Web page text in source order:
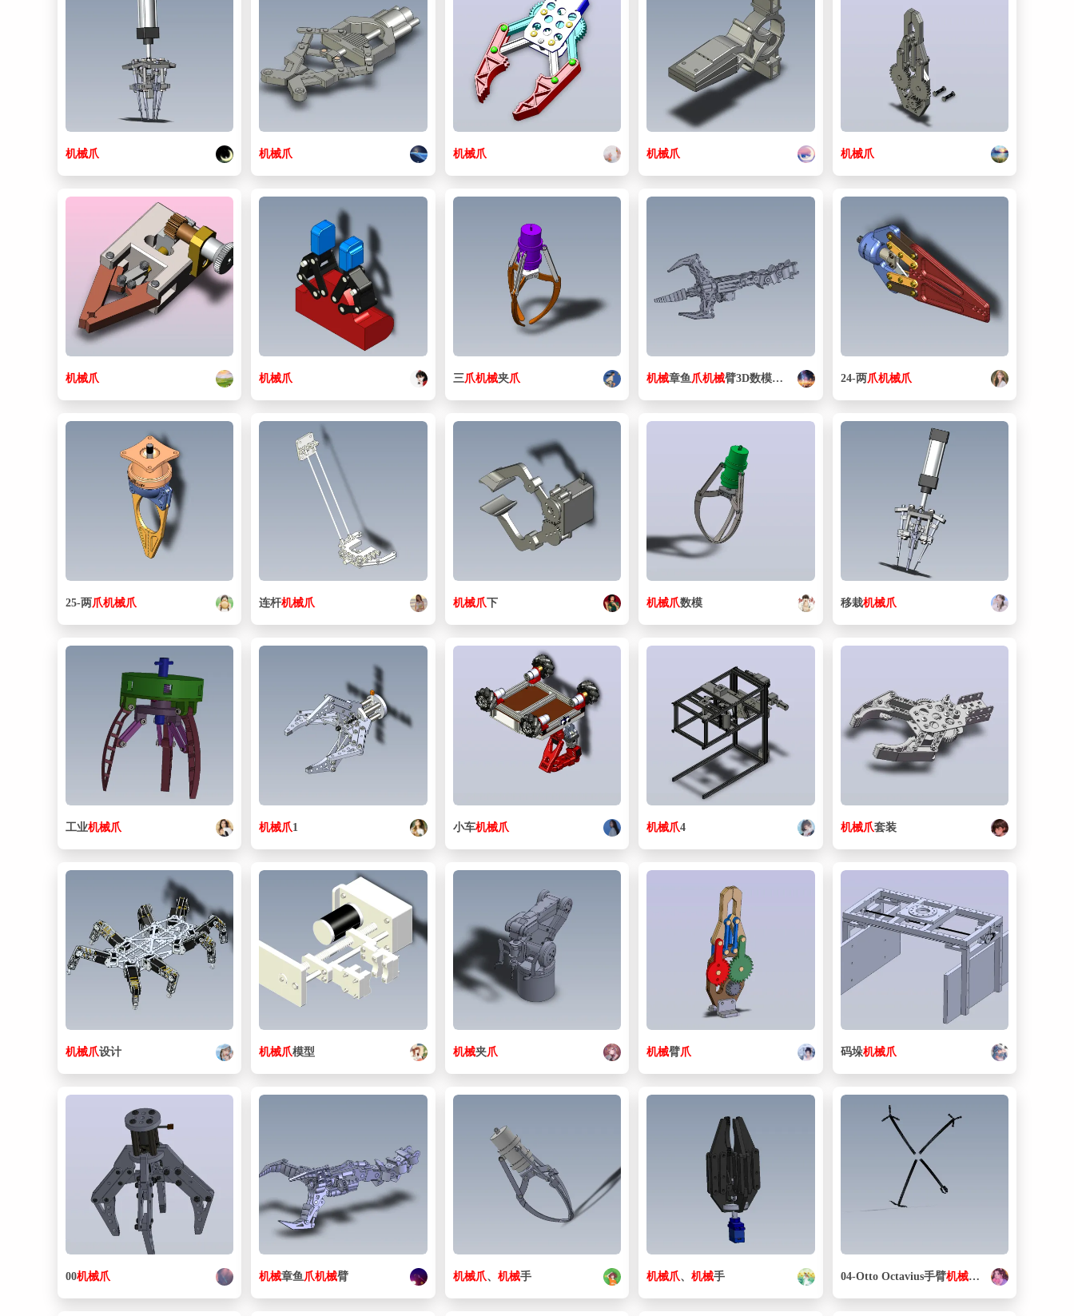
机械爪 机械爪 机械爪 机械爪 机械爪
机械爪 机械爪 三爪机械夹爪 机械章鱼 爪机械臂3D数模图纸 Solidworks设计 附x_t
24-两爪机械爪
25-两爪机械爪 连杆机械爪 机械爪下 机械爪数模 移栽机械爪
工业机械爪 机械爪1 小车机械爪 机械爪4 机械爪套装
机械爪设计 机械爪模型 机械夹爪 机械臂爪 码垛机械爪
00机械爪 机械章鱼 爪机械臂 机械爪、 机械手 机械爪、机械手 04-Otto Octavius手臂机械爪 模型3D图纸